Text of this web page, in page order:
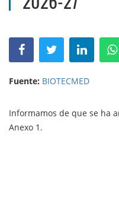
Fuente: BIOTECMED
Informamos de que se ha
Anexo 1.